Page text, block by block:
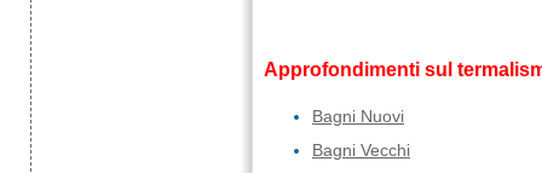
Approfondimenti sul
Bagni Nuovi
Bagni Vecchi